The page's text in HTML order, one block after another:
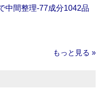
中間整理‐77成分1042品
もっと見る »